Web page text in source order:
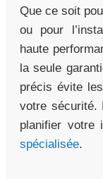
Que ce soit
ou pour
haute
la seule
précis évite
votre sécurité.
planifier votre
spécialisée.